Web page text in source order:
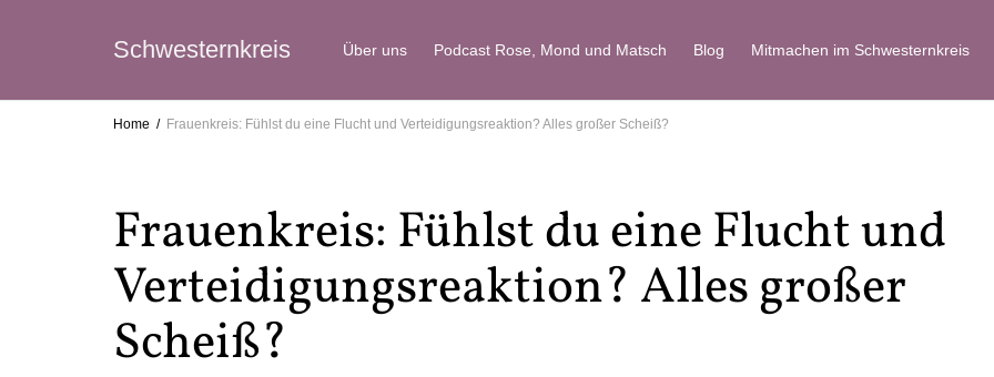
Schwesternkreis Über uns Podcast Rose, Mond und Matsch Blog Mitmachen im Schwesternkreis
Home Frauenkreis: Fühlst du eine Flucht und Verteidigungsreaktion? Alles großer Scheiß?
Frauenkreis: Fühlst du eine Flucht und
Verteidigungsreaktion? Alles großer
Scheiß?